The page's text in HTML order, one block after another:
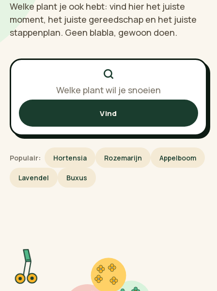
Welke plant je ook hebt: vind hier het juiste
moment, het juiste gereedschap en het juiste
stappenplan. Geen blabla, gewoon doen.
Vind
Populair: Hortensia Rozemarijn Appelboom
Lavendel Buxus